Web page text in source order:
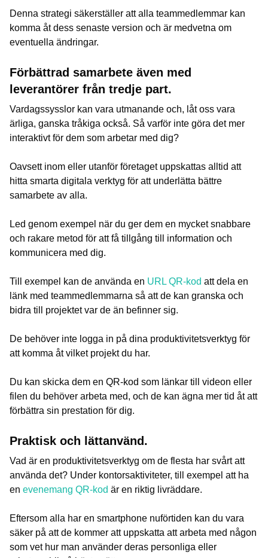
Denna strategi säkerställer att alla teammedlemmar kan
komma åt dess senaste version och är medvetna om
eventuella ändringar.
Förbättrad samarbete även med
leverantörer från tredje part.
Vardagssysslor kan vara utmanande och, låt oss vara
ärliga, ganska tråkiga också. Så varför inte göra det mer
interaktivt för dem som arbetar med dig?
Oavsett inom eller utanför företaget uppskattas alltid att
hitta smarta digitala verktyg för att underlätta bättre
samarbete av alla.
Led genom exempel när du ger dem en mycket snabbare
och rakare metod för att få tillgång till information och
kommunicera med dig.
Till exempel kan de använda en URL QR-kod att dela en
länk med teammedlemmarna så att de kan granska och
bidra till projektet var de än befinner sig.
De behöver inte logga in på dina produktivitetsverktyg för
att komma åt vilket projekt du har.
Du kan skicka dem en QR-kod som länkar till videon eller
filen du behöver arbeta med, och de kan ägna mer tid åt att
förbättra sin prestation för dig.
Praktisk och lättanvänd.
Vad är en produktivitetsverktyg om de flesta har svårt att
använda det? Under kontorsaktiviteter, till exempel att ha
en evenemang QR-kod är en riktig livräddare.
Eftersom alla har en smartphone nuförtiden kan du vara
säker på att de kommer att uppskatta att arbeta med någon
som vet hur man använder deras personliga eller